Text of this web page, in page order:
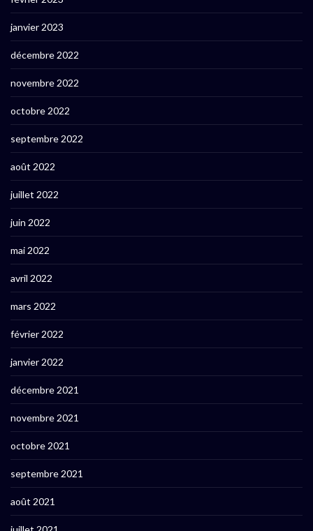
janvier 2023
décembre 2022
novembre 2022
octobre 2022
septembre 2022
août 2022
juillet 2022
juin 2022
mai 2022
avril 2022
mars 2022
février 2022
janvier 2022
décembre 2021
novembre 2021
octobre 2021
septembre 2021
août 2021